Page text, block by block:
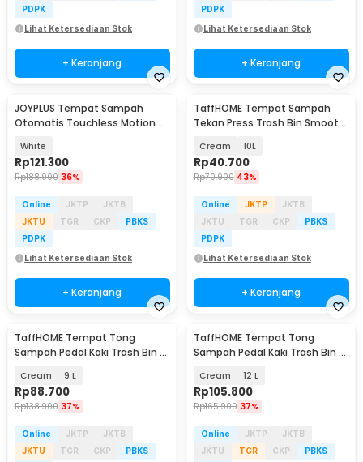
PDPK
Lihat Ketersediaan Stok
+ Keranjang
PDPK
Lihat Ketersediaan Stok
+ Keranjang
JOYPLUS Tempat Sampah
Otomatis Touchless Motion
White
Rp121.300
Rp188.900 36%
Online JKTP
JKTB
JKTU
TGR CKP
PBKS
PDPK
Lihat Ketersediaan Stok
+ Keranjang
TaffHOME Tempat Sampah
Tekan Press Trash Bin Smooth
Cream 10L
Rp40.700
Rp70.900 43%
Online JKTP
JKTB
JKTU
TGR CKP
PBKS
PDPK
Lihat Ketersediaan Stok
+ Keranjang
TaffHOME Tempat Tong
Sampah Pedal Kaki Trash Bin -
Cream 9 L
Rp88.700
Rp138.900 37%
Online JKTP
JKTB
JKTU
TGR CKP
PBKS
TaffHOME Tempat Tong
Sampah Pedal Kaki Trash Bin -
Cream 12 L
Rp105.800
Rp165.900 37%
Online JKTP
JKTB
JKTU
TGR CKP
PBKS